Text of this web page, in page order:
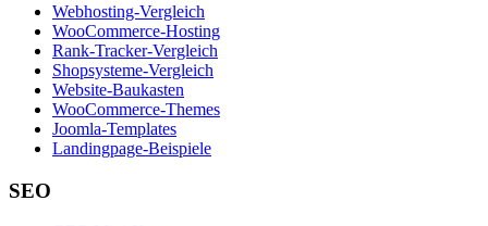
Webhosting-Vergleich
WooCommerce-Hosting
Rank-Tracker-Vergleich
Shopsysteme-Vergleich
Website-Baukasten
WooCommerce-Themes
Joomla-Templates
Landingpage-Beispiele
SEO